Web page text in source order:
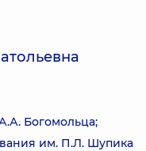
Богомольца;
им. П.Л. Шупика